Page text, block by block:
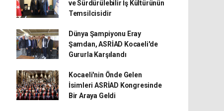
ve Sürdürülebilir İş Kültürünün
Temsilcisidir
Dünya Şampiyonu Eray
Şamdan, ASRİAD Kocaeli'de
Gururla Karşılandı
Kocaeli'nin Önde Gelen
İsimleri ASRİAD Kongresinde
Bir Araya Geldi